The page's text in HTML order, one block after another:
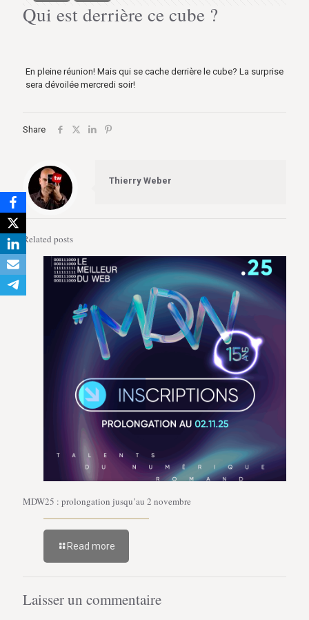
Qui est derrière ce cube ?
En pleine réunion! Mais qui se cache derrière le cube? La surprise
sera dévoilée mercredi soir!
Share
Thierry Weber
Related posts
MDW25 : prolongation jusqu’au 2 novembre
Read more
Laisser un commentaire